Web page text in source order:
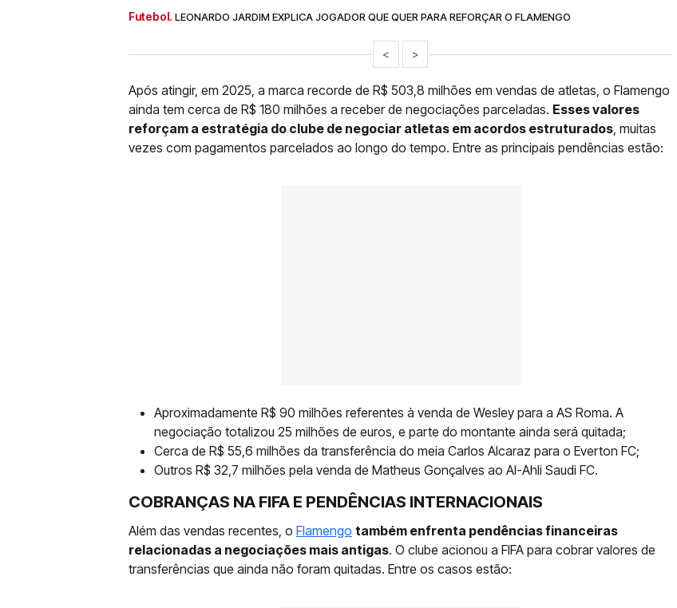
Futebol. LEONARDO JARDIM EXPLICA JOGADOR QUE QUER PARA REFORÇAR O FLAMENGO
< >
Após atingir, em 2025, a marca recorde de R$ 503,8 milhões em vendas de atletas, o Flamengo
ainda tem cerca de R$ 180 milhões a receber de negociações parceladas. Esses valores
reforçam a estratégia do clube de negociar atletas em acordos estruturados, muitas
vezes com pagamentos parcelados ao longo do tempo. Entre as principais pendências estão:
Aproximadamente R$ 90 milhões referentes à venda de Wesley para a AS Roma. A
negociação totalizou 25 milhões de euros, e parte do montante ainda será quitada;
Cerca de R$ 55,6 milhões da transferência do meia Carlos Alcaraz para o Everton FC;
Outros R$ 32,7 milhões pela venda de Matheus Gonçalves ao Al-Ahli Saudi FC.
COBRANÇAS NA FIFA E PENDÊNCIAS INTERNACIONAIS
Além das vendas recentes, o Flamengo também enfrenta pendências financeiras
relacionadas a negociações mais antigas. O clube acionou a FIFA para cobrar valores de
transferências que ainda não foram quitadas. Entre os casos estão: